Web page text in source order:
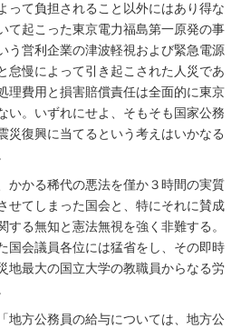
って負担されること以外にはあり得な
て起こった東京電力福島第一原発の事
う営利企業の津波軽視および緊急電源
怠慢によって引き起こされた人災であ
理費用と損害賠償責任は全面的に東京
い。いずれにせよ、そもそも国家公務
災復興に当てるという考えはいかなる
かかる稀代の悪法を僅か３時間の実質
せてしまった国会と、特にそれに賛成
する無知と憲法無視を強く非難する。
国会議員各位には猛省をし、その即時
地最大の国立大学の教職員からなる労
地方公務員の給与については、地方公